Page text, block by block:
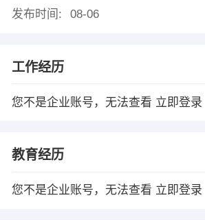
发布时间:
08-06
工作经历
您不是企业账号，无法查看 立即登录
教育经历
您不是企业账号，无法查看 立即登录